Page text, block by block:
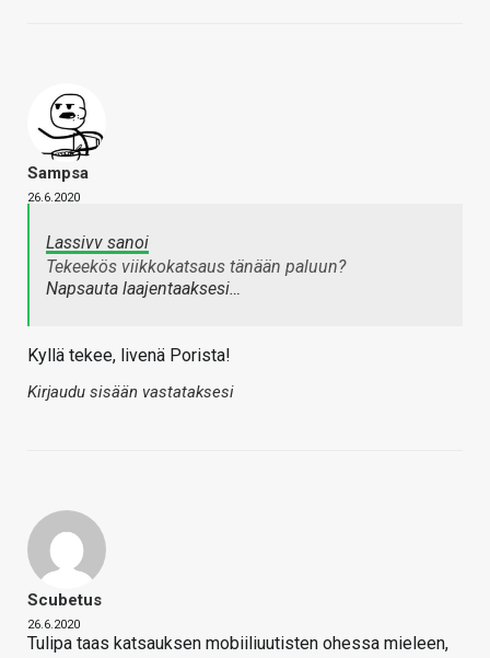
Sampsa
26.6.2020
Lassivv sanoi
Tekeekös viikkokatsaus tänään paluun?
Napsauta laajentaaksesi…
Kyllä tekee, livenä Porista!
Kirjaudu sisään vastataksesi
Scubetus
26.6.2020
Tulipa taas katsauksen mobiiliuutisten ohessa mieleen,